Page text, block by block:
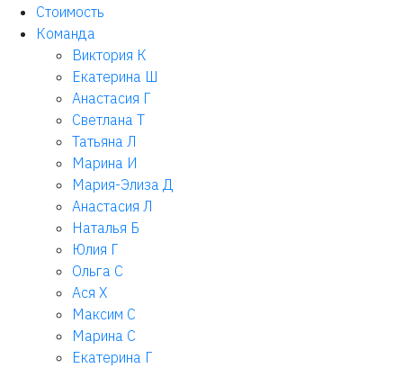
Стоимость
Команда
Виктория К
Екатерина Ш
Анастасия Г
Светлана Т
Татьяна Л
Марина И
Мария-Элиза Д
Анастасия Л
Наталья Б
Юлия Г
Ольга С
Ася Х
Максим С
Марина С
Екатерина Г